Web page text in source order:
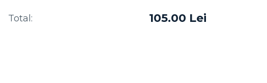
Total: 105.00 Lei